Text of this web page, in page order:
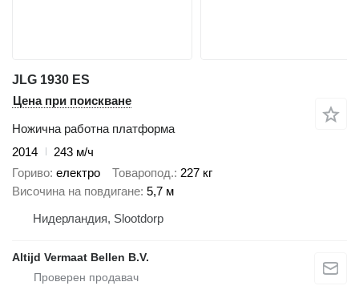
JLG 1930 ES
Цена при поискване
Ножична работна платформа
2014
243 м/ч
Гориво електро Товаропод. 227 кг
Височина на повдигане 5,7 м
Нидерландия, Slootdorp
Altijd Vermaat Bellen B.V.